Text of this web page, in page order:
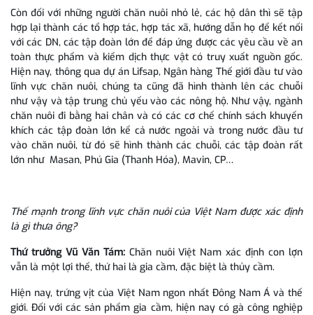
Còn đối với những người chăn nuôi nhỏ lẻ, các hộ dân thì sẽ tập
hợp lại thành các tổ hợp tác, hợp tác xã, hướng dẫn họ để kết nối
với các DN, các tập đoàn lớn để đáp ứng được các yêu cầu về an
toàn thực phẩm và kiểm dịch thực vật có truy xuất nguồn gốc.
Hiện nay, thông qua dự án Lifsap, Ngân hàng Thế giới đầu tư vào
lĩnh vực chăn nuôi, chúng ta cũng đã hình thành lên các chuỗi
như vậy và tập trung chủ yếu vào các nông hộ. Như vậy, ngành
chăn nuôi đi bằng hai chân và có các cơ chế chính sách khuyến
khích các tập đoàn lớn kể cả nước ngoài và trong nước đầu tư
vào chăn nuôi, từ đó sẽ hình thành các chuỗi, các tập đoàn rất
lớn như Masan, Phú Gia (Thanh Hóa), Mavin, CP…
Thế mạnh trong lĩnh vực chăn nuôi của Việt Nam được xác định
là gì thưa ông?
Thứ trưởng Vũ Văn Tám:Chăn nuôi Việt Nam xác định con lợn
vẫn là một lợi thế, thứ hai là gia cầm, đặc biệt là thủy cầm.
Hiện nay, trứng vịt của Việt Nam ngon nhất Đông Nam Á và thế
giới. Đối với các sản phẩm gia cầm, hiện nay có gà công nghiệp